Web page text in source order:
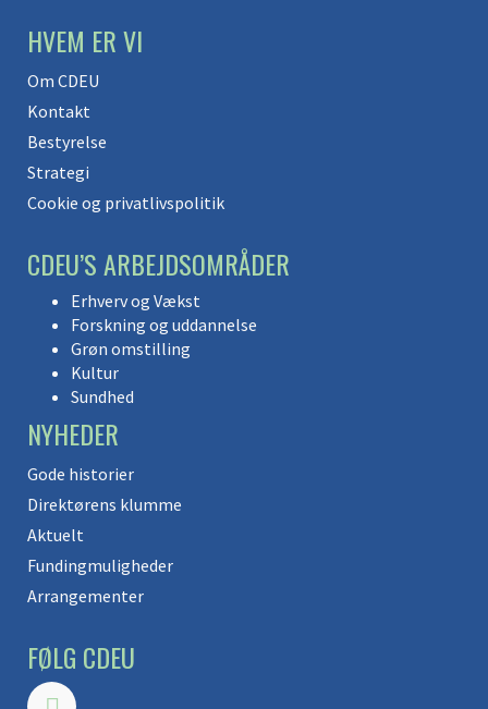
HVEM ER VI
Om CDEU
Kontakt
Bestyrelse
Strategi
Cookie og privatlivspolitik
CDEU’S ARBEJDSOMRÅDER
Erhverv og Vækst
Forskning og uddannelse
Grøn omstilling
Kultur
Sundhed
NYHEDER
Gode historier
Direktørens klumme
Aktuelt
Fundingmuligheder
Arrangementer
FØLG CDEU